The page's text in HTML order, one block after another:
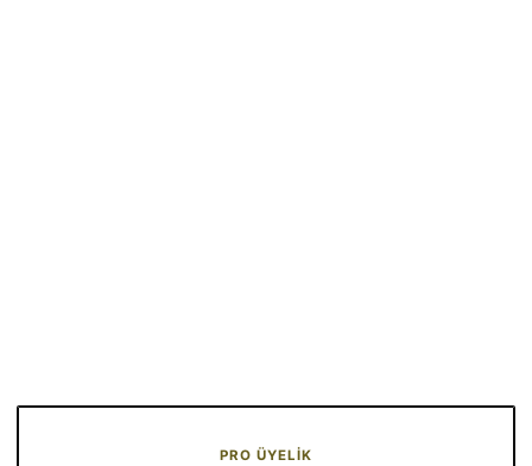
PRO ÜYELIK